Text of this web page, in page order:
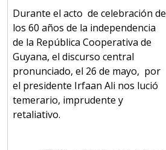
Durante el acto de celebración de
los 60 años de la independencia
de la República Cooperativa de
Guyana, el discurso central
pronunciado, el 26 de mayo, por
el presidente Irfaan Ali nos lució
temerario, imprudente y
retaliativo.